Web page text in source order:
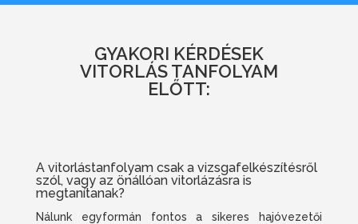
GYAKORI KÉRDÉSEK
VITORLÁS TANFOLYAM
ELŐTT:
A vitorlástanfolyam csak a vizsgafelkészítésről
szól, vagy az önállóan vitorlázásra is
megtanítanak?
Nálunk egyformán fontos a sikeres hajóvezetői